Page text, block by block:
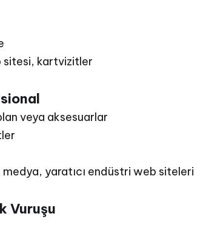
sitesi, kartvizitler
veya aksesuarlar
yaratıcı endüstri web siteleri
Vuruşu